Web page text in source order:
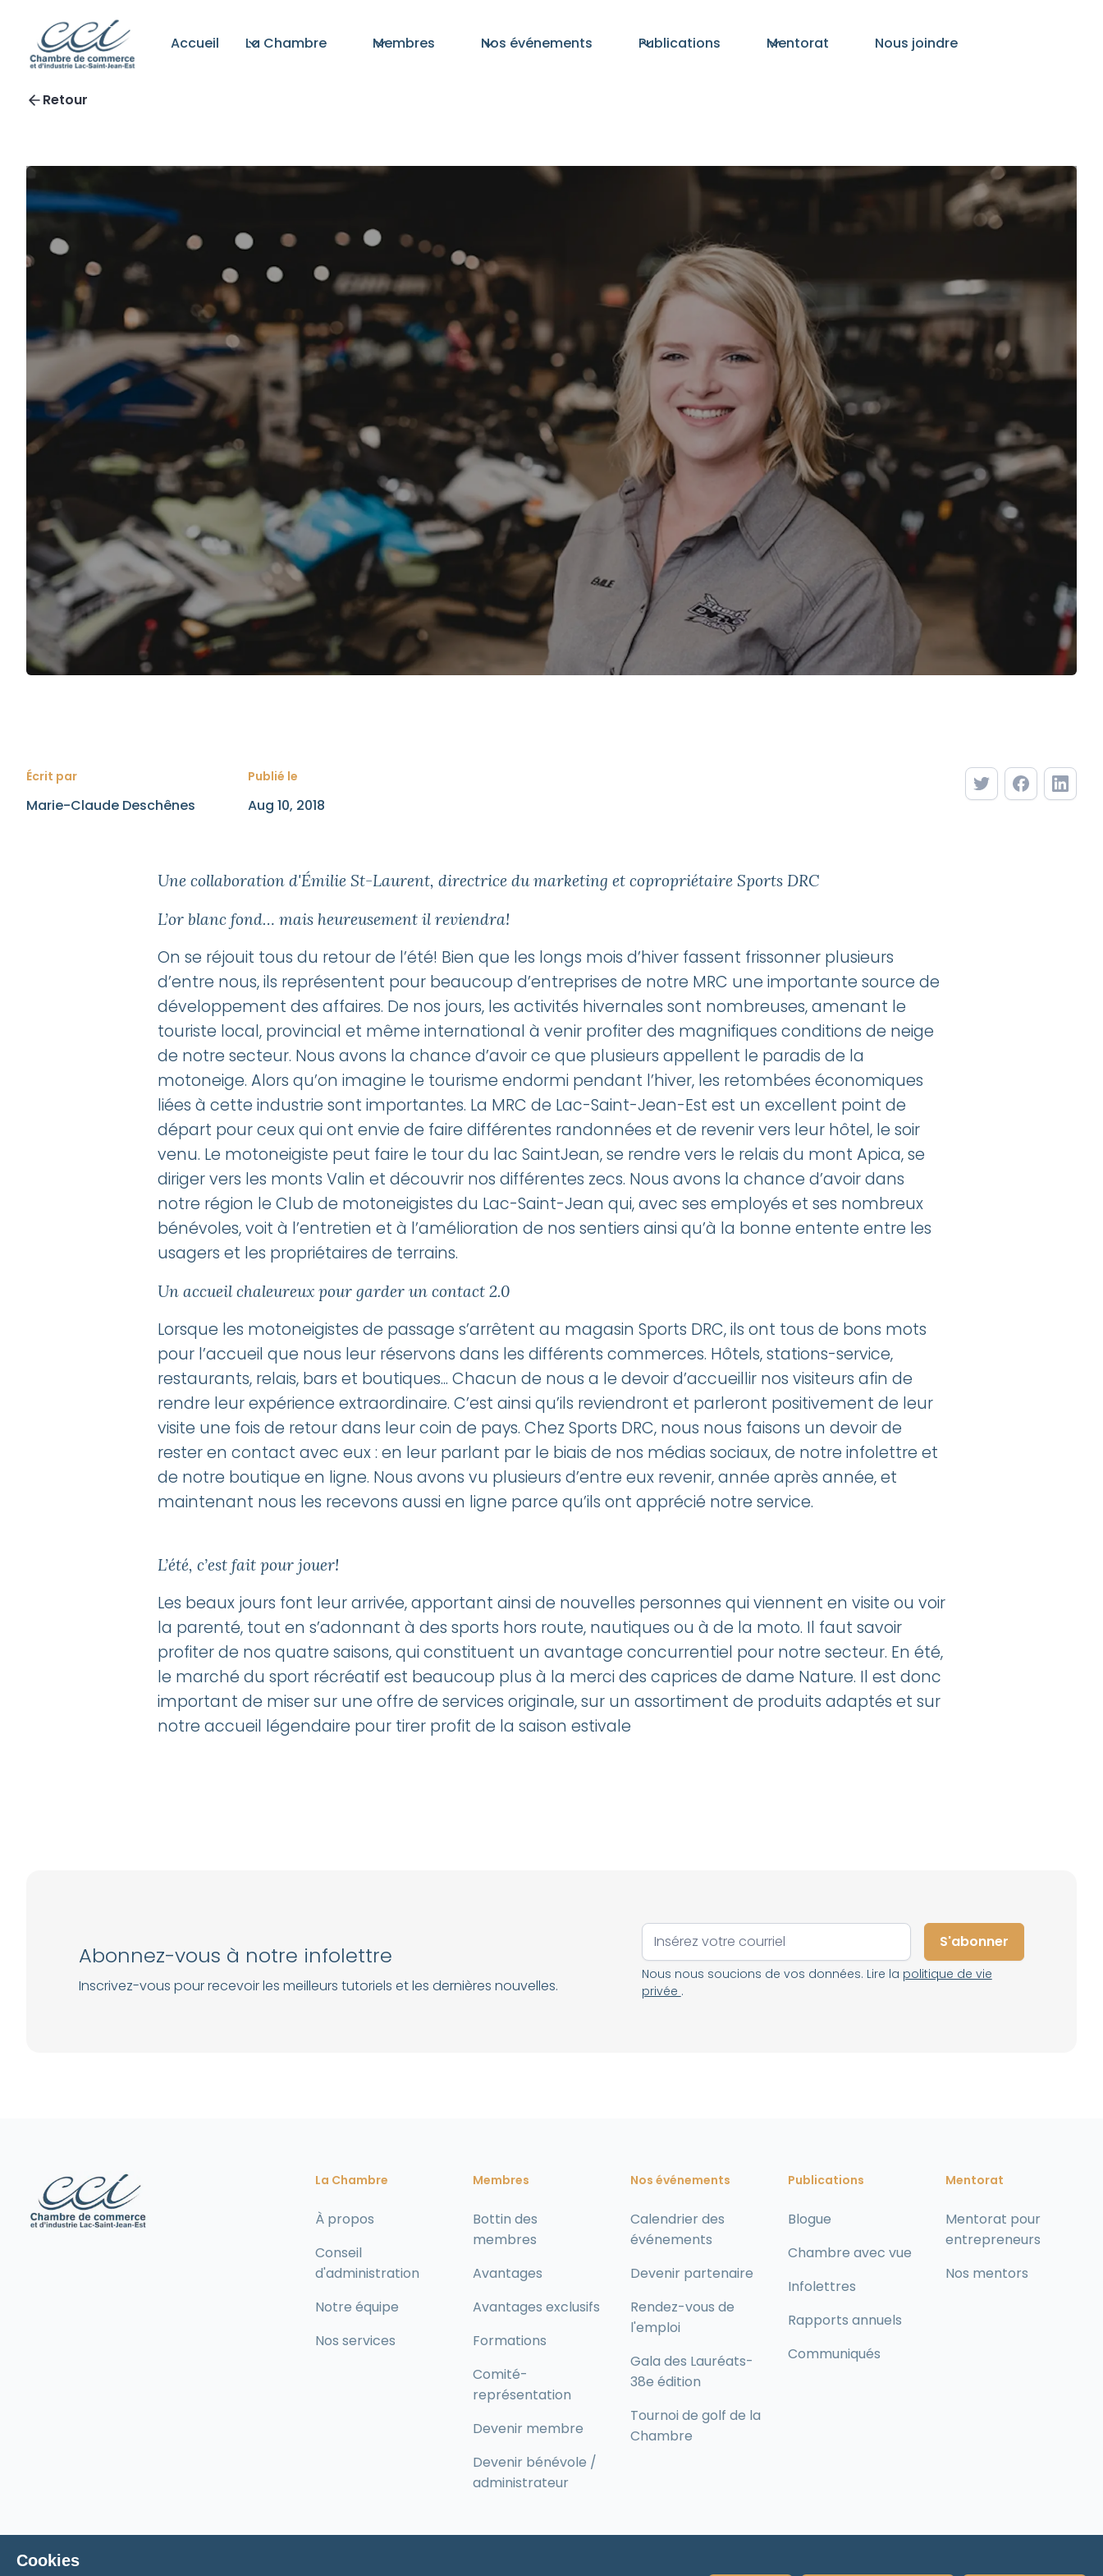
Accueil La Chambre Membres Nos événements Publications Mentorat Nous joindre
Retour
Collaboration : les
véritable avantage
concurrentiel
On se réjouit tous du retour de l’été! Bien que les longs mois
d’hiver fassent frissonner plusieurs d’entre nous, ils représentent
pour beaucoup d’entreprises de notre MRC une importante
source de développement des affaires.
Écrit par
Marie-Claude Deschênes
Publié le
Aug 10, 2018
Une collaboration d'Émilie St-Laurent, directrice du marketing et copropriétaire Sports DRC
L’or blanc fond… mais heureusement il reviendra!
On se réjouit tous du retour de l’été! Bien que les longs mois d’hiver fassent frissonner plusieurs
d’entre nous, ils représentent pour beaucoup d’entreprises de notre MRC une importante source de
développement des affaires. De nos jours, les activités hivernales sont nombreuses, amenant le
touriste local, provincial et même international à venir profiter des magnifiques conditions de neige
de notre secteur. Nous avons la chance d’avoir ce que plusieurs appellent le paradis de la
motoneige. Alors qu’on imagine le tourisme endormi pendant l’hiver, les retombées économiques
liées à cette industrie sont importantes. La MRC de Lac-Saint-Jean-Est est un excellent point de
départ pour ceux qui ont envie de faire différentes randonnées et de revenir vers leur hôtel, le soir
venu. Le motoneigiste peut faire le tour du lac SaintJean, se rendre vers le relais du mont Apica, se
diriger vers les monts Valin et découvrir nos différentes zecs. Nous avons la chance d’avoir dans
notre région le Club de motoneigistes du Lac-Saint-Jean qui, avec ses employés et ses nombreux
bénévoles, voit à l’entretien et à l’amélioration de nos sentiers ainsi qu’à la bonne entente entre les
usagers et les propriétaires de terrains.
Un accueil chaleureux pour garder un contact 2.0
Lorsque les motoneigistes de passage s’arrêtent au magasin Sports DRC, ils ont tous de bons mots
pour l’accueil que nous leur réservons dans les différents commerces. Hôtels, stations-service,
restaurants, relais, bars et boutiques... Chacun de nous a le devoir d’accueillir nos visiteurs afin de
rendre leur expérience extraordinaire. C’est ainsi qu’ils reviendront et parleront positivement de leur
visite une fois de retour dans leur coin de pays. Chez Sports DRC, nous nous faisons un devoir de
rester en contact avec eux : en leur parlant par le biais de nos médias sociaux, de notre infolettre et
de notre boutique en ligne. Nous avons vu plusieurs d’entre eux revenir, année après année, et
maintenant nous les recevons aussi en ligne parce qu’ils ont apprécié notre service.
L’été, c’est fait pour jouer!
Les beaux jours font leur arrivée, apportant ainsi de nouvelles personnes qui viennent en visite ou voir
la parenté, tout en s’adonnant à des sports hors route, nautiques ou à de la moto. Il faut savoir
profiter de nos quatre saisons, qui constituent un avantage concurrentiel pour notre secteur. En été,
le marché du sport récréatif est beaucoup plus à la merci des caprices de dame Nature. Il est donc
important de miser sur une offre de services originale, sur un assortiment de produits adaptés et sur
notre accueil légendaire pour tirer profit de la saison estivale
Abonnez-vous à notre infolettre
Inscrivez-vous pour recevoir les meilleurs tutoriels et les dernières nouvelles.
Nous nous soucions de vos données. Lire la politique de vie
privée .
La Chambre
À propos
Conseil
d'administration
Notre équipe
Nos services
Membres
Bottin des
membres
Avantages
Avantages exclusifs
Formations
Comité-
représentation
Devenir membre
Devenir bénévole /
administrateur
Nos événements
Calendrier des
événements
Devenir partenaire
Rendez-vous de
l'emploi
Gala des Lauréats-
38e édition
Tournoi de golf de la
Chambre
Publications
Blogue
Chambre avec vue
Infolettres
Rapports annuels
Communiqués
Mentorat
Mentorat pour
entrepreneurs
Nos mentors
Cookies